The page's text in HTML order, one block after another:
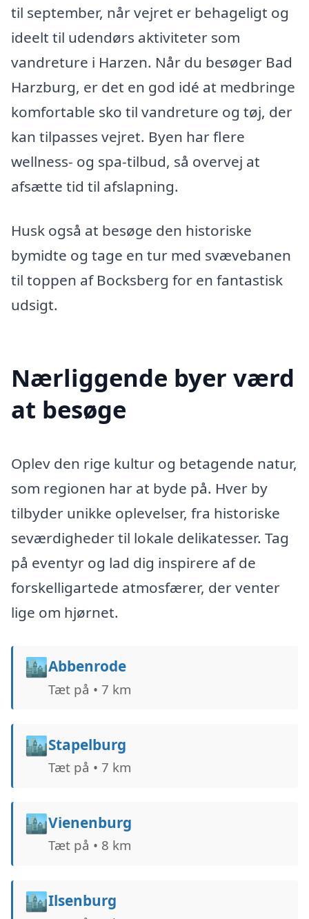
til september, når vejret er behageligt og
ideelt til udendørs aktiviteter som
vandreture i Harzen. Når du besøger Bad
Harzburg, er det en god idé at medbringe
komfortable sko til vandreture og tøj, der
kan tilpasses vejret. Byen har flere
wellness- og spa-tilbud, så overvej at
afsætte tid til afslapning.
Husk også at besøge den historiske
bymidte og tage en tur med svævebanen
til toppen af Bocksberg for en fantastisk
udsigt.
Nærliggende byer værd
at besøge
Oplev den rige kultur og betagende natur,
som regionen har at byde på. Hver by
tilbyder unikke oplevelser, fra historiske
seværdigheder til lokale delikatesser. Tag
på eventyr og lad dig inspirere af de
forskelligartede atmosfærer, der venter
lige om hjørnet.
🏙️Abbenrode
Tæt på • 7 km
🏙️Stapelburg
Tæt på • 7 km
🏙️Vienenburg
Tæt på • 8 km
🏙️Ilsenburg